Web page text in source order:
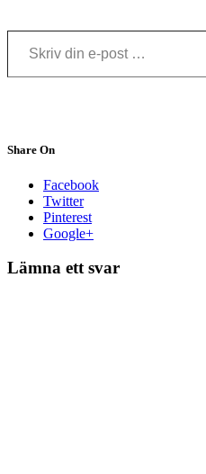
Skriv din e-post …
Share On
Facebook
Twitter
Pinterest
Google+
Lämna ett svar